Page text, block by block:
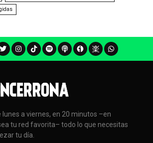
lunes a viernes, en 20 minutos –en
tu red favorita– todo lo que necesitas
tu día.